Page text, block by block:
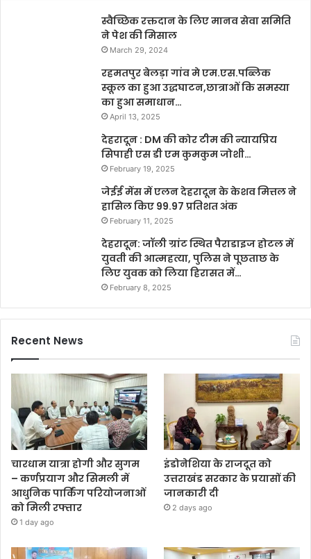
स्वैच्छिक रक्तदान के लिए मानव सेवा समिति
ने पेश की मिसाल
March 29, 2024
रहमतपुर बेलड़ा गांव मे एम.एस.पब्लिक
स्कूल का हुआ उद्धघाटन,छात्राओं कि समस्या
का हुआ समाधान…
April 13, 2025
देहरादून : DM की कोर टीम की न्यायप्रिय
सिपाही एस डी एम कुमकुम जोशी…
February 19, 2025
जेईई मेंस में एलन देहरादून के केशव मित्तल ने
हासिल किए 99.97 प्रतिशत अंक
February 11, 2025
देहरादून: जॉली ग्रांट स्थित पैराडाइज होटल में
युवती की आत्महत्या, पुलिस ने पूछताछ के
लिए युवक को लिया हिरासत में…
February 8, 2025
Recent News
चारधाम यात्रा होगी और सुगम
– कर्णप्रयाग और सिमली में
आधुनिक पार्किंग परियोजनाओं
को मिली रफ्तार
1 day ago
इंडोनेशिया के राजदूत को
उत्तराखंड सरकार के प्रयासों की
जानकारी दी
2 days ago